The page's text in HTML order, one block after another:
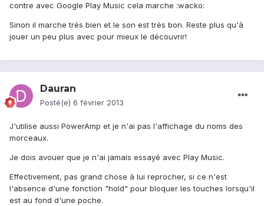
contre avec Google Play Music cela marche :wacko:
Sinon il marche très bien et le son est très bon. Reste plus qu'à
jouer un peu plus avec pour mieux le découvrir!
Dauran
Posté(e) 6 février 2013
J'utilise aussi PowerAmp et je n'ai pas l'affichage du noms des
morceaux.
Je dois avouer que je n'ai jamais essayé avec Play Music.
Effectivement, pas grand chose à lui reprocher, si ce n'est
l'absence d'une fonction "hold" pour bloquer les touches lorsqu'il
est au fond d'une poche.